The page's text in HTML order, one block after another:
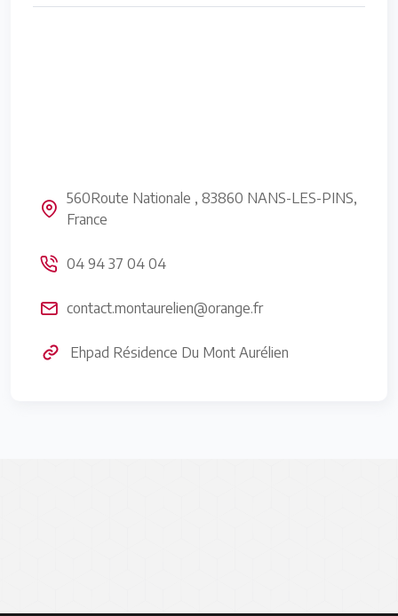
560Route Nationale , 83860 NANS-LES-PINS,
France
04 94 37 04 04
contact.montaurelien@orange.fr
Ehpad Résidence Du Mont Aurélien